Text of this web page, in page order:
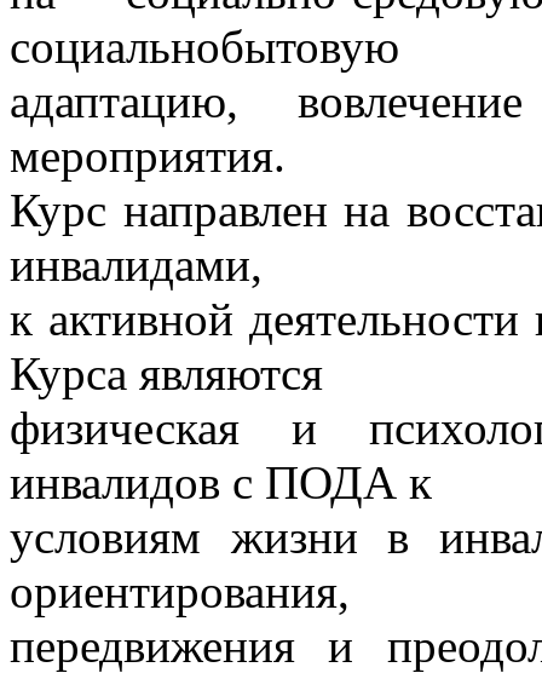
социальнобытовую
адаптацию,
мероприятия.
Курс направлен на
инвалидами,
к активной
Курса являются
физическая и
инвалидов с ПОДА к
условиям жизни в
ориентирования,
передвижения и